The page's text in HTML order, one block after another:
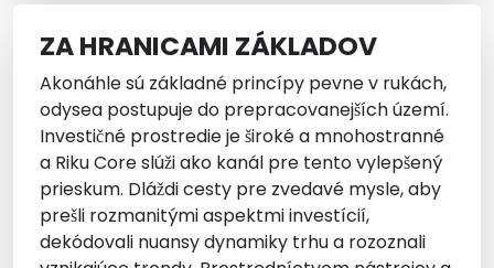
ZA HRANICAMI ZÁKLADOV
Akonáhle sú základné princípy pevne v rukách,
odysea postupuje do prepracovanejších území.
Investičné prostredie je široké a mnohostranné
a Riku Core slúži ako kanál pre tento vylepšený
prieskum. Dláždi cesty pre zvedavé mysle, aby
prešli rozmanitými aspektmi investícií,
dekódovali nuansy dynamiky trhu a rozoznali